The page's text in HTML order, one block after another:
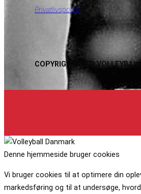
Privatlivspolitik
COPYRIGHT 2024
Denne hjemmeside bruger cookies
Vi bruger cookies til at optimere din
markedsføring og til at undersøge,